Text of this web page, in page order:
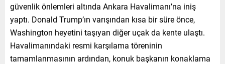
güvenlik önlemleri altında Ankara Havalimanı’na iniş
yaptı. Donald Trump’ın varışından kısa bir süre önce,
Washington heyetini taşıyan diğer uçak da kente ulaştı.
Havalimanındaki resmi karşılama töreninin
tamamlanmasının ardından, konuk başkanın konaklama